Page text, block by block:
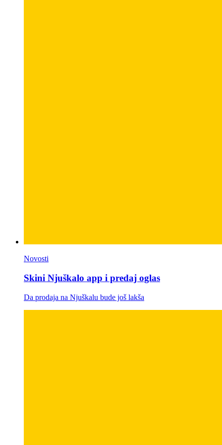
Novosti
Skini Njuškalo app i predaj oglas
Da prodaja na Njuškalu bude još lakša